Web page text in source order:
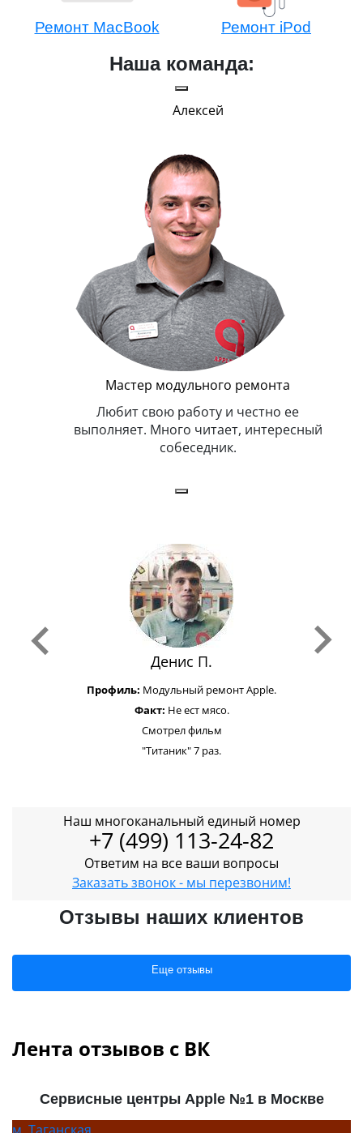
Ремонт MacBook Ремонт iPod
Наша команда:
Алексей
Мастер модульного ремонта
Любит свою работу и честно ее
выполняет. Много читает, интересный
собеседник.
Денис П.
Профиль: Модульный ремонт Apple.
Факт: Не ест мясо.
Смотрел фильм
"Титаник" 7 раз.
Наш многоканальный единый номер
+7 (499) 113-24-82
Ответим на все ваши вопросы
Заказать звонок - мы перезвоним!
Отзывы наших клиентов
Еще отзывы
Лента отзывов с ВК
Сервисные центры Apple №1 в Москве